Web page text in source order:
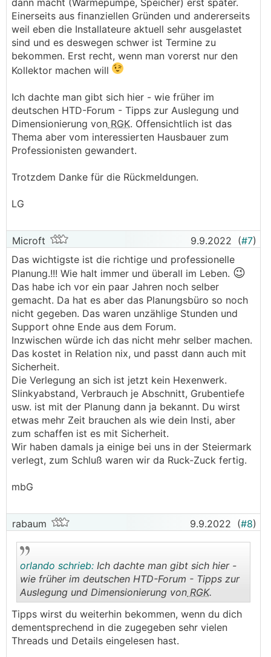
dann macht (Wärmepumpe, Speicher) erst später.
Einerseits aus finanziellen Gründen und andererseits
weil eben die Installateure aktuell sehr ausgelastet
sind und es deswegen schwer ist Termine zu
bekommen. Erst recht, wenn man vorerst nur den
Kollektor machen will
Ich dachte man gibt sich hier - wie früher im
deutschen HTD-Forum - Tipps zur Auslegung und
Dimensionierung von RGK. Offensichtlich ist das
Thema aber vom interessierten Hausbauer zum
Professionisten gewandert.
Trotzdem Danke für die Rückmeldungen.
LG
Microft 9.9.2022 (#7)
Das wichtigste ist die richtige und professionelle
Planung.!!! Wie halt immer und überall im Leben. 😉
Das habe ich vor ein paar Jahren noch selber
gemacht. Da hat es aber das Planungsbüro so noch
nicht gegeben. Das waren unzählige Stunden und
Support ohne Ende aus dem Forum.
Inzwischen würde ich das nicht mehr selber machen.
Das kostet in Relation nix, und passt dann auch mit
Sicherheit.
Die Verlegung an sich ist jetzt kein Hexenwerk.
Slinkyabstand, Verbrauch je Abschnitt, Grubentiefe
usw. ist mit der Planung dann ja bekannt. Du wirst
etwas mehr Zeit brauchen als wie dein Insti, aber
zum schaffen ist es mit Sicherheit.
Wir haben damals ja einige bei uns in der Steiermark
verlegt, zum Schluß waren wir da Ruck-Zuck fertig.
mbG
rabaum 9.9.2022 (#8)
.
orlando schrieb: Ich dachte man gibt sich hier -
wie früher im deutschen HTD-Forum - Tipps zur
Auslegung und Dimensionierung von RGK.
Tipps wirst du weiterhin bekommen, wenn du dich
dementsprechend in die zugegeben sehr vielen
Threads und Details eingelesen hast.